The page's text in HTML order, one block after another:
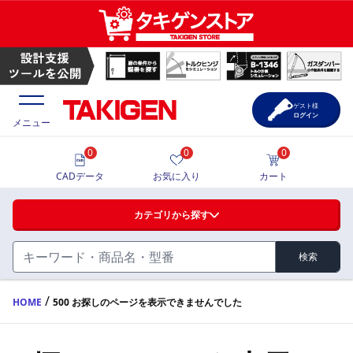
ハンドル・取手・つまみ・周辺機器
FA・A
蝶番・ステー・周辺機器
価格一覧
製品カタログ
メニュー
カテゴリから探す
検索
0
CADデータ
0
お気に入り
0
カート
ゲスト様
ログイン
HOME / 500 お探しのページを表示できませんでした